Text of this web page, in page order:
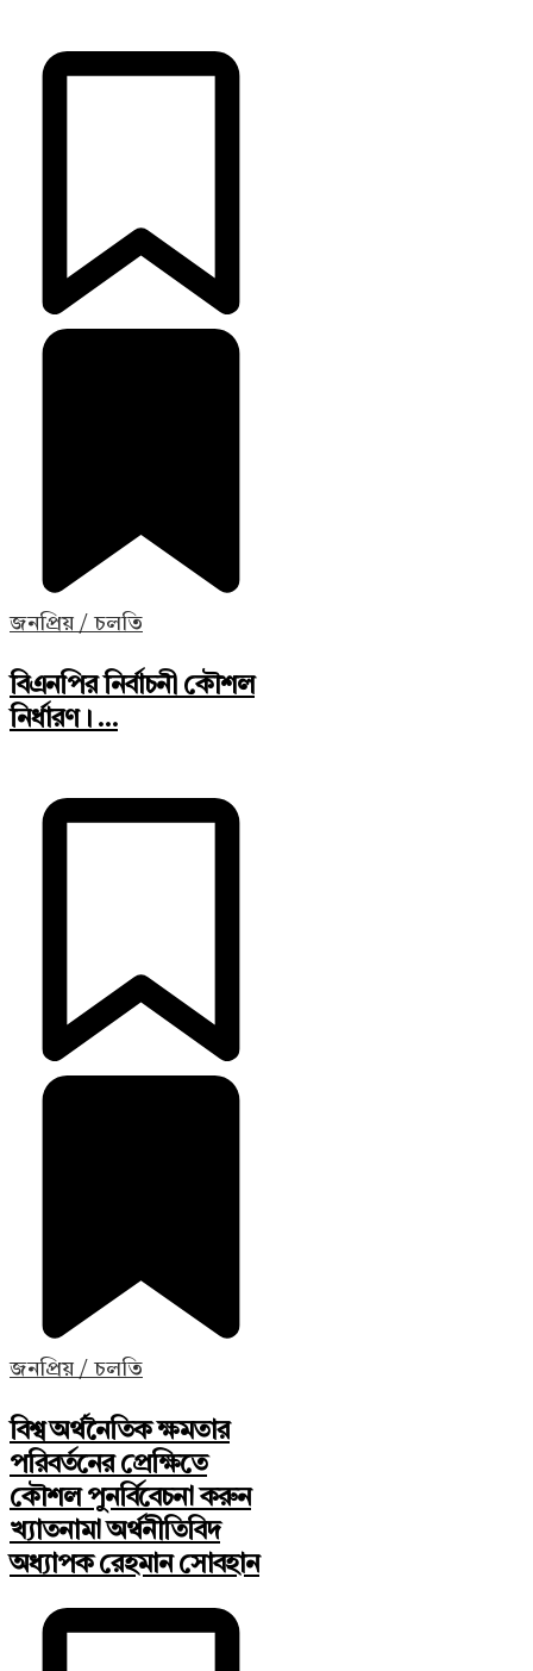
জনপ্রিয় / চলতি
বিএনপির নির্বাচনী কৌশল
নির্ধারণ। ...
জনপ্রিয় / চলতি
বিশ্ব অর্থনৈতিক ক্ষমতার
পরিবর্তনের প্রেক্ষিতে
কৌশল পুনর্বিবেচনা করুন
খ্যাতনামা অর্থনীতিবিদ
অধ্যাপক রেহমান সোবহান